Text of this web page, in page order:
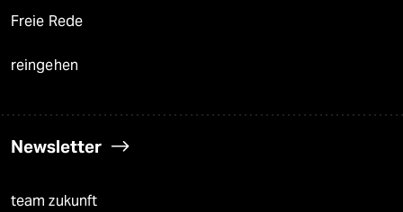
Freie Rede
reingehen
Newsletter
team zukunft